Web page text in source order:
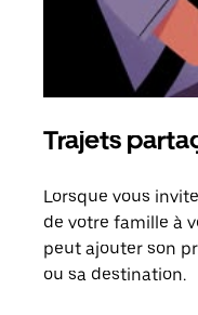
Trajets
Lorsque vous
de votre famille à
peut ajouter son
ou sa destination.